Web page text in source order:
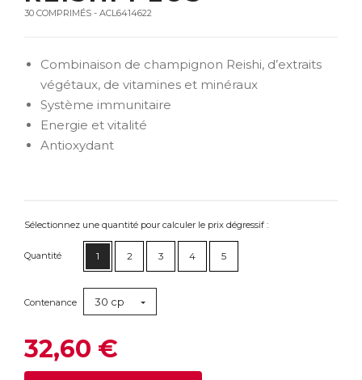
30 COMPRIMÉS - ACL6414622
Combinaison de champignon Reishi, d’extraits
végétaux, de vitamines et minéraux
Système immunitaire
Energie et vitalité
Antioxydant
Sélectionnez une quantité pour calculer le prix dégressif :
Quantité 1 2 3 4 5
Contenance 30 cp
32,60 €